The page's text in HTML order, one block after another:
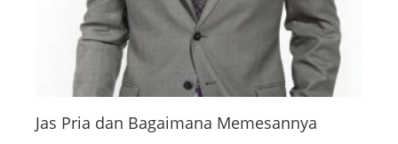
Jas Pria dan Bagaimana Memesannya